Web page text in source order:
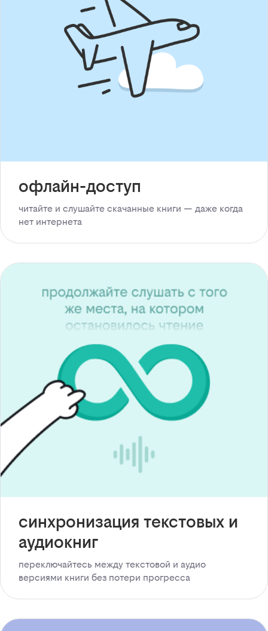
офлайн-доступ
читайте и слушайте скачанные книги — даже когда
нет интернета
синхронизация текстовых и
аудиокниг
переключайтесь между текстовой и аудио
версиями книги без потери прогресса